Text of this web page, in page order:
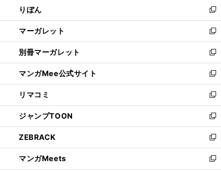
く
で
開
く
ド
ウ
で
開
く
ィ
ン
ド
ウ
で
開
く
りぼん
新
し
い
ウ
ィ
ン
ド
ウ
で
開
く
マーガレット
新
し
い
ウ
ィ
ン
ド
ウ
で
開
く
別冊マーガレット
新
し
い
ウ
ィ
ン
ド
ウ
で
開
く
マンガMee公式サイト
新
し
い
ウ
ィ
ン
ド
ウ
で
開
リマコミ
新
し
い
ウ
ィ
ン
ド
ジャンプTOON
新
し
い
ウ
ィ
ZEBRACK
新
し
い
マンガMeets
新